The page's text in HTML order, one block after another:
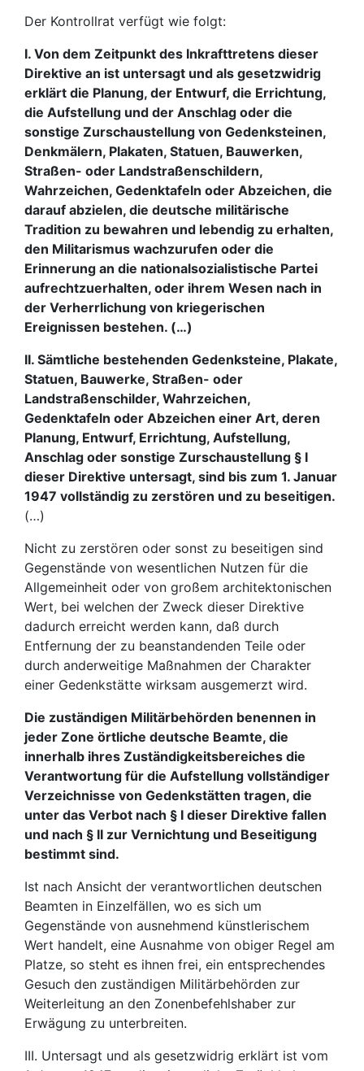
Der Kontrollrat verfügt wie folgt:
I. Von dem Zeitpunkt des Inkrafttretens dieser
Direktive an ist untersagt und als gesetzwidrig
erklärt die Planung, der Entwurf, die Errichtung,
die Aufstellung und der Anschlag oder die
sonstige Zurschaustellung von Gedenksteinen,
Denkmälern, Plakaten, Statuen, Bauwerken,
Straßen- oder Landstraßenschildern,
Wahrzeichen, Gedenktafeln oder Abzeichen, die
darauf abzielen, die deutsche militärische
Tradition zu bewahren und lebendig zu erhalten,
den Militarismus wachzurufen oder die
Erinnerung an die nationalsozialistische Partei
aufrechtzuerhalten, oder ihrem Wesen nach in
der Verherrlichung von kriegerischen
Ereignissen bestehen. (…)
II. Sämtliche bestehenden Gedenksteine, Plakate,
Statuen, Bauwerke, Straßen- oder
Landstraßenschilder, Wahrzeichen,
Gedenktafeln oder Abzeichen einer Art, deren
Planung, Entwurf, Errichtung, Aufstellung,
Anschlag oder sonstige Zurschaustellung § I
dieser Direktive untersagt, sind bis zum 1. Januar
1947 vollständig zu zerstören und zu beseitigen.
(…)
Nicht zu zerstören oder sonst zu beseitigen sind
Gegenstände von wesentlichen Nutzen für die
Allgemeinheit oder von großem architektonischen
Wert, bei welchen der Zweck dieser Direktive
dadurch erreicht werden kann, daß durch
Entfernung der zu beanstandenden Teile oder
durch anderweitige Maßnahmen der Charakter
einer Gedenkstätte wirksam ausgemerzt wird.
Die zuständigen Militärbehörden benennen in
jeder Zone örtliche deutsche Beamte, die
innerhalb ihres Zuständigkeitsbereiches die
Verantwortung für die Aufstellung vollständiger
Verzeichnisse von Gedenkstätten tragen, die
unter das Verbot nach § I dieser Direktive fallen
und nach § II zur Vernichtung und Beseitigung
bestimmt sind.
Ist nach Ansicht der verantwortlichen deutschen
Beamten in Einzelfällen, wo es sich um
Gegenstände von ausnehmend künstlerischem
Wert handelt, eine Ausnahme von obiger Regel am
Platze, so steht es ihnen frei, ein entsprechendes
Gesuch den zuständigen Militärbehörden zur
Weiterleitung an den Zonenbefehlshaber zur
Erwägung zu unterbreiten.
III. Untersagt und als gesetzwidrig erklärt ist vom